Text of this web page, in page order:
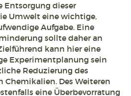
Entsorgung dieser
Umwelt eine wichtige,
Aufgabe. Eine
sollte daher an
kann hier eine
Experimentplanung sein
Reduzierung des
Chemikalien. Des Weiteren
eine Überbevorratung